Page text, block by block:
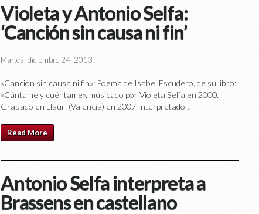
Violeta y Antonio Selfa:
‘Canción sin causa ni fin’
Martes, diciembre 24, 2013
«Canción sin causa ni fin»: Poema de Isabel Escudero, de su libro:
«Cántame y cuéntame», músicado por Violeta Selfa en 2000.
Grabado en Llaurí (Valencia) en 2007 Interpretado…
Read More
Antonio Selfa interpreta a
Brassens en castellano